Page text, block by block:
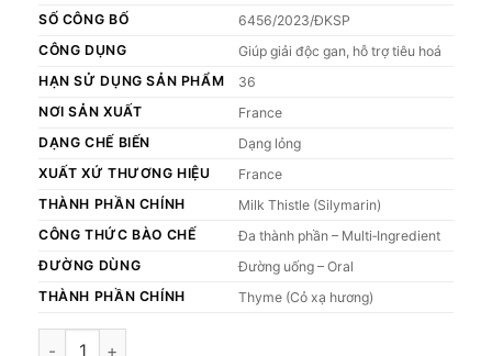
SỐ CÔNG BỐ
6456/2023/ĐKSP
CÔNG DỤNG
Giúp giải độc gan, hỗ trợ tiêu hoá
HẠN SỬ DỤNG SẢN PHẨM
36
NƠI SẢN XUẤT
France
DẠNG CHẾ BIẾN
Dạng lỏng
XUẤT XỨ THƯƠNG HIỆU
France
THÀNH PHẦN CHÍNH
Milk Thistle (Silymarin)
CÔNG THỨC BÀO CHẾ
Đa thành phần – Multi‑Ingredient
ĐƯỜNG DÙNG
Đường uống – Oral
THÀNH PHẦN CHÍNH
Thyme (Cỏ xạ hương)
Nước uống ARKOPHARMA DETOXIFIANT HEPATIQUE